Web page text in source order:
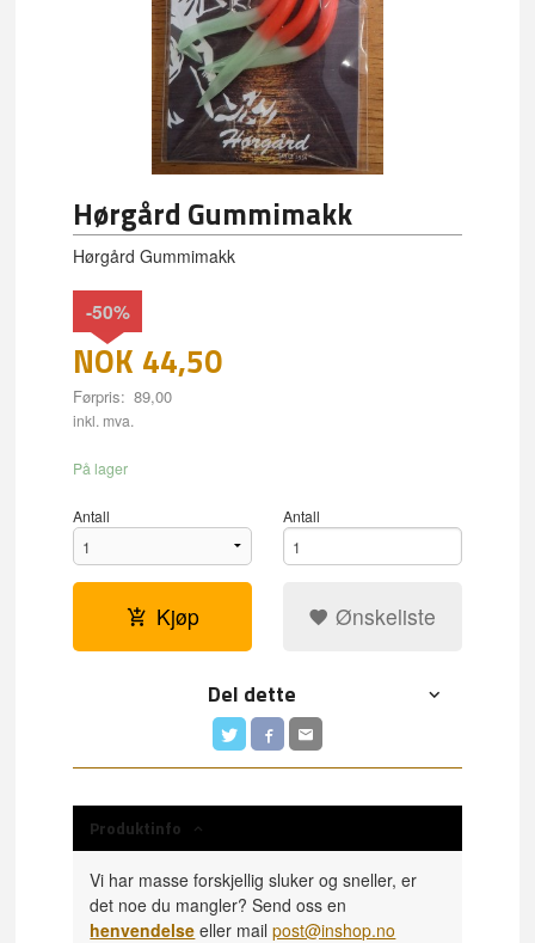
Hørgård Gummimakk
Hørgård Gummimakk
NOK 44,50
Førpris: 89,00
Rabatt
-50%
inkl. mva.
På lager
Antall Antall
Kjøp Ønskeliste
Del dette
Produktinfo
Vi har masse forskjellig sluker og sneller, er
det noe du mangler? Send oss en
henvendelse eller mailpost@inshop.no